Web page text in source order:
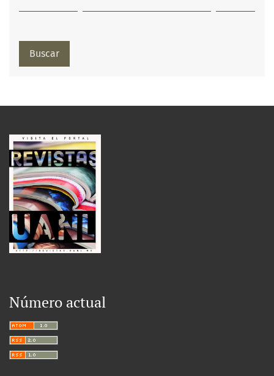
Buscar
Número actual